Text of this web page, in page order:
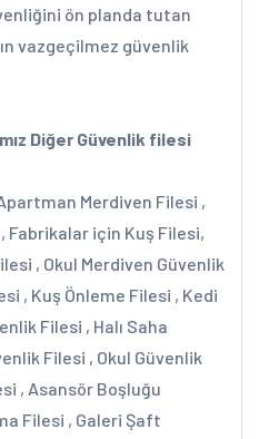
ön planda tutan
vazgeçilmez güvenlik
Diğer Güvenlik filesi
Merdiven Filesi ,
Fabrikalar için Kuş Filesi,
, Okul Merdiven Güvenlik
, Kuş Önleme Filesi , Kedi
Filesi , Halı Saha
Filesi , Okul Güvenlik
, Asansör Boşluğu
Filesi , Galeri Şaft